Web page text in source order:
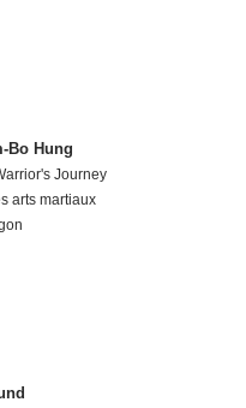
Bo Hung
Journey
arts martiaux